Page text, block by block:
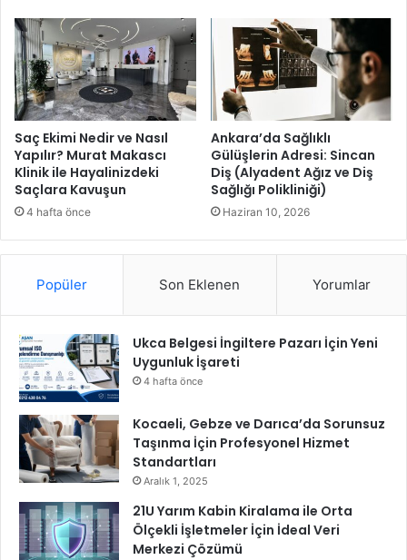
T
L
d
e
ğ
e
r
i
n
d
e
m
f
ç
a
ğ
r
ı
s
ı
Saç Ekimi Nedir ve Nasıl
Yapılır? Murat Makascı
Klinik ile Hayalinizdeki
Saçlara Kavuşun
4 hafta önce
Ankara’da Sağlıklı
Gülüşlerin Adresi: Sincan
Diş (Alyadent Ağız ve Diş
Sağlığı Polikliniği)
Haziran 10, 2026
Popüler Son Eklenen Yorumlar
Ukca Belgesi İngiltere Pazarı İçin Yeni
Uygunluk İşareti
4 hafta önce
Kocaeli, Gebze ve Darıca’da Sorunsuz
Taşınma İçin Profesyonel Hizmet
Standartları
Aralık 1, 2025
21U Yarım Kabin Kiralama ile Orta
Ölçekli İşletmeler İçin İdeal Veri
Merkezi Çözümü